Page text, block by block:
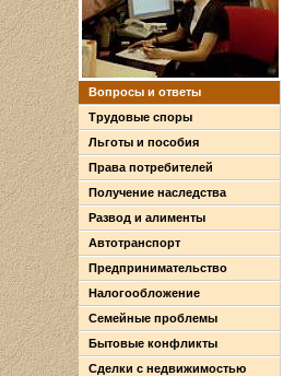
Вопросы и ответы
Трудовые споры
Льготы и пособия
Права потребителей
Получение наследства
Развод и алименты
Автотранспорт
Предпринимательство
Налогообложение
Семейные проблемы
Бытовые конфликты
Сделки с недвижимостью